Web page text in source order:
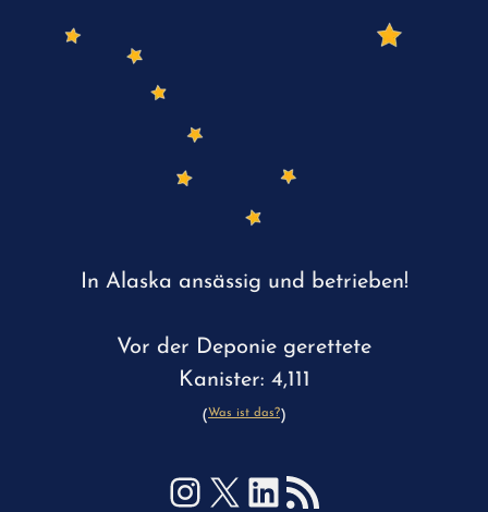
In Alaska ansässig und betrieben!
Vor der Deponie gerettete
Kanister: 4,111
(Was ist das?)
Instagram
X LinkedIn
RSS-Feed